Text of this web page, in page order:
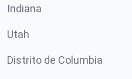
Indiana
Utah
Distrito de Columbia